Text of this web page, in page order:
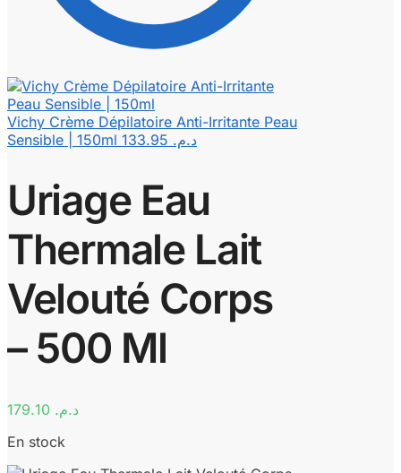
Vichy Crème Dépilatoire Anti-Irritante Peau
Sensible | 150ml
د.م.
Uriage Eau
Thermale Lait
Velouté Corps
– 500 Ml
د.م.
En stock